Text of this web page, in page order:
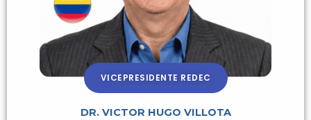
VICEPRESIDENTE REDEC
DR. VICTOR HUGO VILLOTA